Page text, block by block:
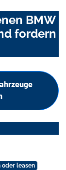
BMW
fordern
oder leasen